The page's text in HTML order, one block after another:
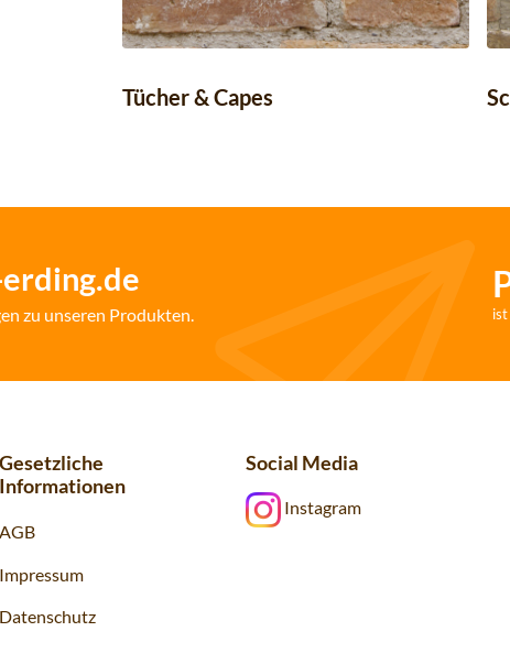
Tücher & Capes
zu unseren Produkten. ist
Gesetzliche
Informationen
AGB
Impressum
Datenschutz
Social Media
Instagram